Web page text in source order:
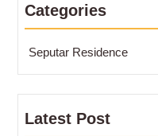
Categories
Seputar Residence
Latest Post